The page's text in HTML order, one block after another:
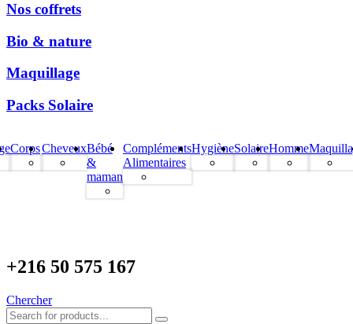
Nos coffrets
Bio & nature
Maquillage
Packs Solaire
CorpsCheveuxBébé
&
maman
Compléments
Alimentaires
HygièneSolaireHomme
+216 50 575 167
Chercher